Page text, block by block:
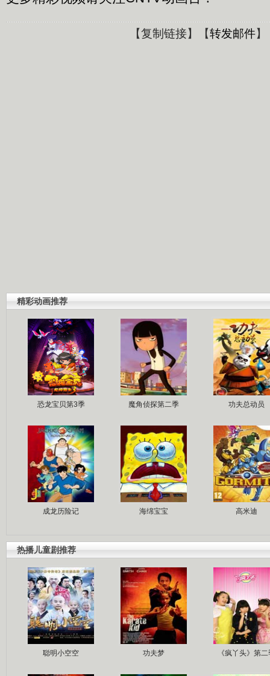
【复制链接】【转发邮件】
精彩动画推荐
恐龙宝贝第3季 魔角侦探第二季 功夫总动员
成龙历险记 海绵宝宝 高米迪
热播儿童剧推荐
聪明小空空 功夫梦 《疯丫头》第二